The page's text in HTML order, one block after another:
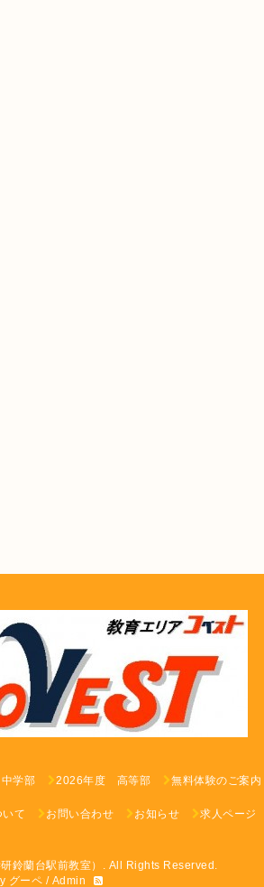
学部 2026年度 高等部 無料体験のご案内
て お問い合わせ お知らせ 求人ページ
鈴蘭台駅前教室） . All Rights Reserved.
グーペ / Admin